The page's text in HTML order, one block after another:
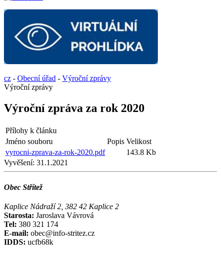
cz - Obecní úřad - Výroční zprávy
Výroční zprávy
Výroční zpráva za rok 2020
Přílohy k článku
Jméno souboru
Popis Velikost
vyrocni-zprava-za-rok-2020.pdf
143.8 Kb
Vyvěšení: 31.1.2021
Obec Střítež
Kaplice Nádraží 2, 382 42 Kaplice 2
Starosta: Jaroslava Vávrová
Tel: 380 321 174
E-mail: obec@info-stritez.cz
IDDS: ucfb68k